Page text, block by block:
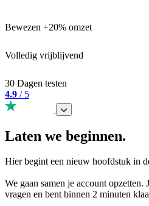
Bewezen +20% omzet
Volledig vrijblijvend
30 Dagen testen
4.9 / 5
Laten we beginnen.
Hier begint een nieuw hoofdstuk in
We gaan samen je account opzetten.
vragen en bent binnen 2 minuten